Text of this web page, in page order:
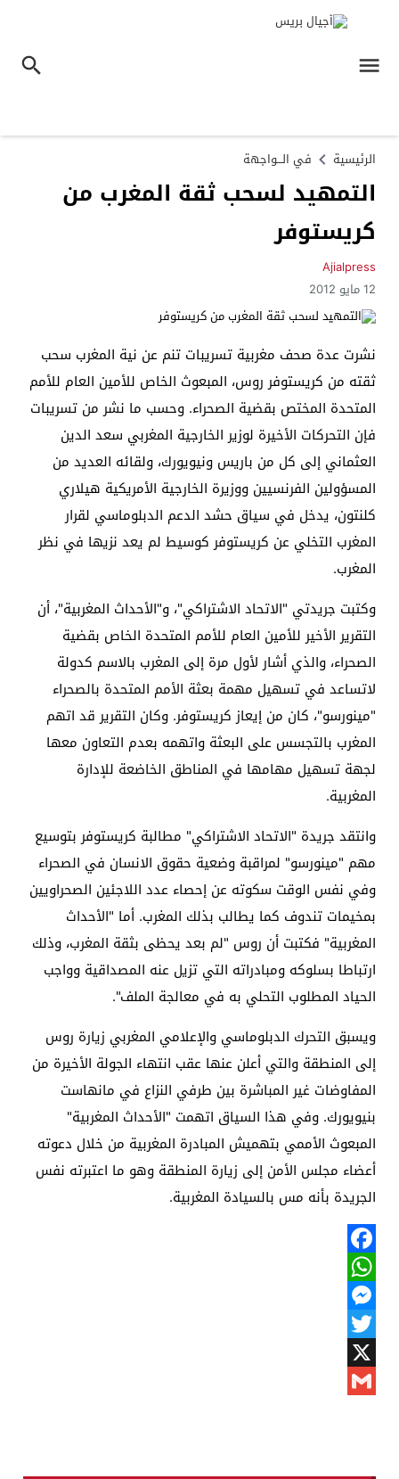
الرئيسية في الـــواجهة
التمهيد لسحب ثقة المغرب من
كريستوفر
Ajialpress
12 مايو 2012
نشرت عدة صحف مغربية تسريبات تنم عن نية المغرب سحب
ثقته من كريستوفر روس، المبعوث الخاص للأمين العام للأمم
المتحدة المختص بقضية الصحراء. وحسب ما نشر من تسريبات
فإن التحركات الأخيرة لوزير الخارجية المغربي سعد الدين
العثماني إلى كل من باريس ونيويورك، ولقائه العديد من
المسؤولين الفرنسيين ووزيرة الخارجية الأمريكية هيلاري
كلنتون، يدخل في سياق حشد الدعم الدبلوماسي لقرار
المغرب التخلي عن كريستوفر كوسيط لم يعد نزيها في نظر
المغرب.
وكتبت جريدتي "الاتحاد الاشتراكي"، و"الأحداث المغربية"، أن
التقرير الأخير للأمين العام للأمم المتحدة الخاص بقضية
الصحراء، والذي أشار لأول مرة إلى المغرب بالاسم كدولة
لاتساعد في تسهيل مهمة بعثة الأمم المتحدة بالصحراء
"مينورسو"، كان من إيعاز كريستوفر. وكان التقرير قد اتهم
المغرب بالتجسس على البعثة واتهمه بعدم التعاون معها
لجهة تسهيل مهامها في المناطق الخاضعة للإدارة
المغربية.
وانتقد جريدة "الاتحاد الاشتراكي" مطالبة كريستوفر بتوسيع
مهم "مينورسو" لمراقبة وضعية حقوق الانسان في الصحراء
وفي نفس الوقت سكوته عن إحصاء عدد اللاجئين الصحراويين
بمخيمات تندوف كما يطالب بذلك المغرب. أما "الأحداث
المغربية" فكتبت أن روس "لم بعد يحظى بثقة المغرب، وذلك
ارتباطا بسلوكه ومبادراته التي تزيل عنه المصداقية وواجب
الحياد المطلوب التحلي به في معالجة الملف".
ويسبق التحرك الدبلوماسي والإعلامي المغربي زيارة روس
إلى المنطقة والتي أعلن عنها عقب انتهاء الجولة الأخيرة من
المفاوضات غير المباشرة بين طرفي النزاع في مانهاست
بنيويورك. وفي هذا السياق اتهمت "الأحداث المغربية"
المبعوث الأممي بتهميش المبادرة المغربية من خلال دعوته
أعضاء مجلس الأمن إلى زيارة المنطقة وهو ما اعتبرته نفس
الجريدة بأنه مس بالسيادة المغربية.
Facebook
WhatsApp
Messenger
Twitter
X